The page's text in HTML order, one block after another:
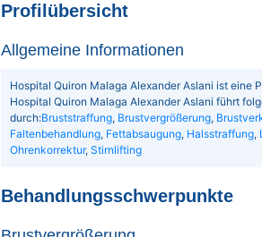
Profilübersicht
Allgemeine Informationen
Hospital Quiron Malaga Alexander Aslani ist eine
Hospital Quiron Malaga Alexander Aslani führt
durch:Bruststraffung, Brustvergrößerung,
Faltenbehandlung, Fettabsaugung, Halsstraffung,
Ohrenkorrektur, Stirnlifting
Behandlungsschwerpunkte